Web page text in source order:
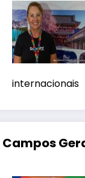
internacionais
Campos